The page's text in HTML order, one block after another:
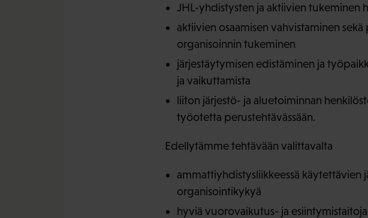
JHL-yhdistysten ja aktiivien tukeminen
aktiivien osaamisen vahvistaminen
organisoinnin tukeminen
järjestäytymisen edistäminen ja
ja vaikuttamista
liiton järjestö- ja aluetoiminnan
työotetta perustehtävässään.
Edellytämme tehtävään valittavalta
ammattiyhdistysliikkeessä käytettävien
organisointikykyä
hyviä vuorovaikutus- ja